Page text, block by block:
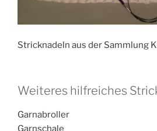
Stricknadeln aus der Sammlung
Weiteres hilfreiches
Garnabroller
Garnschale